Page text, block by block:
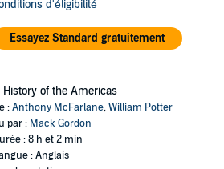
d'éligibilité
Essayez Standard gratuitement
History of the Americas
:Anthony McFarlane,William Potter
par : Mack Gordon
: 8 h et 2 min
: Anglais